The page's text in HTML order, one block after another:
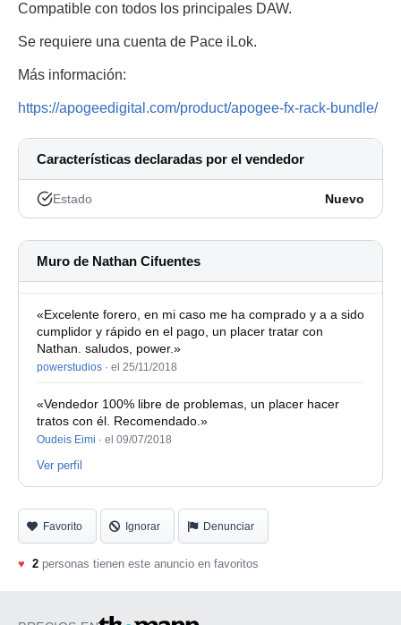
Compatible con todos los principales DAW.
Se requiere una cuenta de Pace iLok.
Más información:
https://apogeedigital.com/product/apogee-fx-rack-bundle/
Características declaradas por el vendedor
Estado Nuevo
Muro de Nathan Cifuentes
«Excelente forero, en mi caso me ha comprado y a a sido
cumplidor y rápido en el pago, un placer tratar con
Nathan. saludos, power.»
powerstudios · el 25/11/2018
«Vendedor 100% libre de problemas, un placer hacer
tratos con él. Recomendado.»
Oudeis Eimi · el 09/07/2018
Ver perfil
Favorito Ignorar Denunciar
♥ 2 personas tienen este anuncio en favoritos